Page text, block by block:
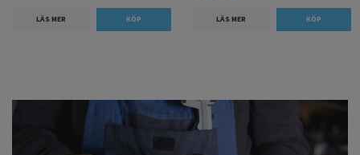
LÄS MER LÄS MER